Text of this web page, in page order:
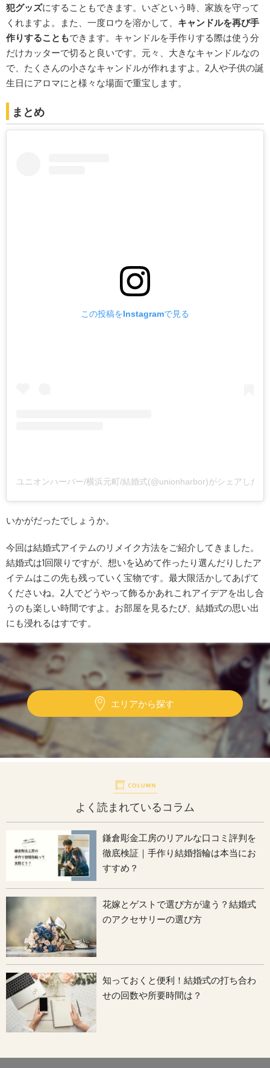
犯グッズにすることもできます。いざという時、家族を守って
くれますよ。また、一度ロウを溶かして、 キャンドルを再び手
作りすることもできます。キャンドルを手作りする際は使う分
だけカッターで切ると良いです。元々、大きなキャンドルなの
で、たくさんの小さなキャンドルが作れますよ。2人や子供の誕
生日にアロマにと様々な場面で重宝します。
まとめ
この投稿をInstagramで見る
ユニオンハーバー/横浜元町/結婚式(@unionharbor)がシェアした投
いかがだったでしょうか。
今回は結婚式アイテムのリメイク方法をご紹介してきました。
結婚式は1回限りですが、想いを込めて作ったり選んだりしたア
イテムはこの先も残っていく宝物です。最大限活かしてあげて
くださいね。2人でどうやって飾るかあれこれアイデアを出し合
うのも楽しい時間ですよ。お部屋を見るたび、結婚式の思い出
にも浸れるはすです。
エリアから探す
よく読まれているコラム
鎌倉彫金工房のリアルな口コミ評判を
徹底検証｜手作り結婚指輪は本当にお
すすめ？
花嫁とゲストで選び方が違う？結婚式
のアクセサリーの選び方
知っておくと便利！結婚式の打ち合わ
せの回数や所要時間は？